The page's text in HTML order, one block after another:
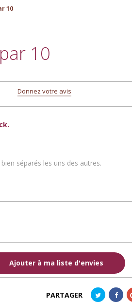
10
10
Donnez votre avis
séparés les uns des autres.
Ajouter à ma liste d'envies
PARTAGER